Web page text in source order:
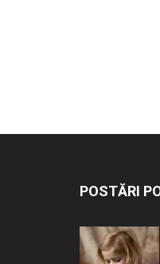
POSTĂRI